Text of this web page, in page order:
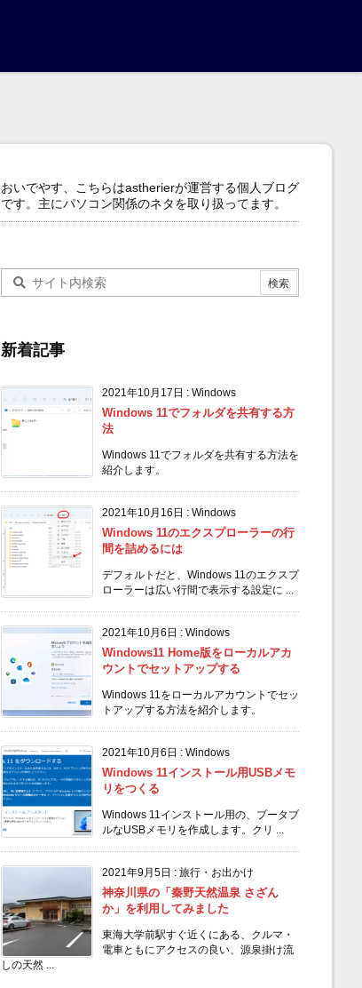
おいでやす、こちらはastherierが運営する個人ブログ
です。主にパソコン関係のネタを取り扱ってます。
新着記事
2021年10月17日 : Windows
Windows 11でフォルダを共有する方
法
Windows 11でフォルダを共有する方法を
紹介します。
2021年10月16日 : Windows
Windows 11のエクスプローラーの行
間を詰めるには
デフォルトだと、Windows 11のエクスプ
ローラーは広い行間で表示する設定に ...
2021年10月6日 : Windows
Windows11 Home版をローカルアカ
ウントでセットアップする
Windows 11をローカルアカウントでセッ
トアップする方法を紹介します。
2021年10月6日 : Windows
Windows 11インストール用USBメモ
リをつくる
Windows 11インストール用の、ブータブ
ルなUSBメモリを作成します。クリ ...
2021年9月5日 : 旅行・お出かけ
神奈川県の「秦野天然温泉 さざん
か」を利用してみました
東海大学前駅すぐ近くにある、クルマ・
電車ともにアクセスの良い、源泉掛け流
しの天然 ...